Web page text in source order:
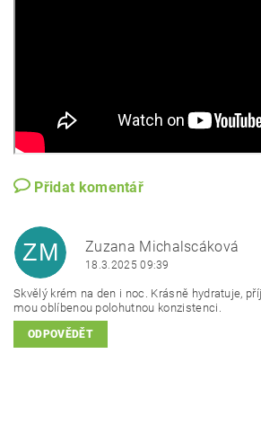
Přidat komentář
ZM Zuzana Michalscáková
18.3.2025 09:39
Skvělý krém na den i noc. Krásně hydratuje,
mou oblíbenou polohutnou konzistenci.
ODPOVĚDĚT